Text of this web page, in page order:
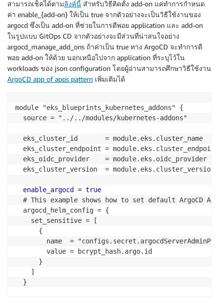
  }
  tags = local.tags
สามารถเช็คได้ตามลิงค์นี้ สำหรับวิธีติดตั้ง add-on แค่ทำการกำหนด
ค่า enable_{add-on} ให้เป็น true จากตัวอย่างจะเป็นวิธีใช้งานของ
argocd ซึ่งเป็น add-on ที่ช่วยในการดีพอย application และ add-on
ในรูปแบบ GitOps CD จากตัวอย่างจะมีส่วนที่น่าสนใจอย่าง
argocd_manage_add_ons ถ้าค่าเป็น true ทาง ArgoCD จะทำการดี
พอย add-on ให้ด้วย นอกเหนือไปจาก application ที่ระบุไว้ใน
workloads ของ json configuration โดยผู้อ่านสามารถศึกษาวิธีใช้งาน
ArgoCD app of apps pattern เพิ่มเติมได้
module "eks_blueprints_kubernetes_addons" {
  source = "../../modules/kubernetes-addons"
  eks_cluster_id       = module.eks.cluster_name
  eks_cluster_endpoint = module.eks.cluster_endpoint
  eks_oidc_provider    = module.eks.oidc_provider
  eks_cluster_version  = module.eks.cluster_version
enable_argocd = true
# This example shows how to set default ArgoCD
  argocd_helm_config = {
    set_sensitive = [
      {
name  =
        value = bcrypt_hash.argo.id
      }
    ]
  }